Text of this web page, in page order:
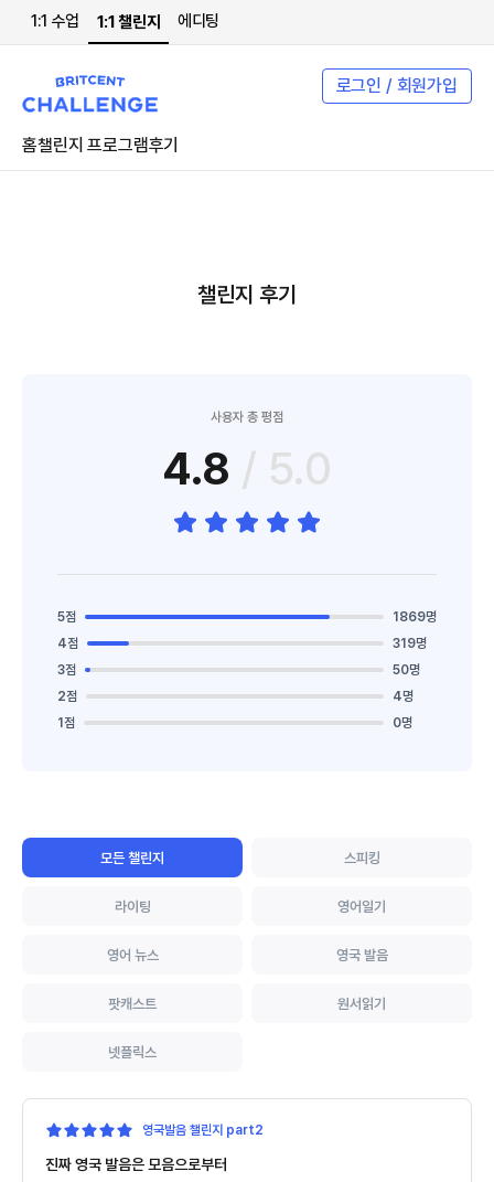
1:1 수업 1:1 챌린지 에디팅
로그인 / 회원가입
홈챌린지 프로그램후기
챌린지 후기
사용자 총 평점
4.8 / 5.0
5점
1869명
4점
319명
3점
50명
2점
4명
1점
0명
모든 챌린지 스피킹
라이팅 영어일기
영어 뉴스 영국 발음
팟캐스트 원서읽기
넷플릭스
영국발음 챌린지 part2
진짜 영국 발음은 모음으로부터